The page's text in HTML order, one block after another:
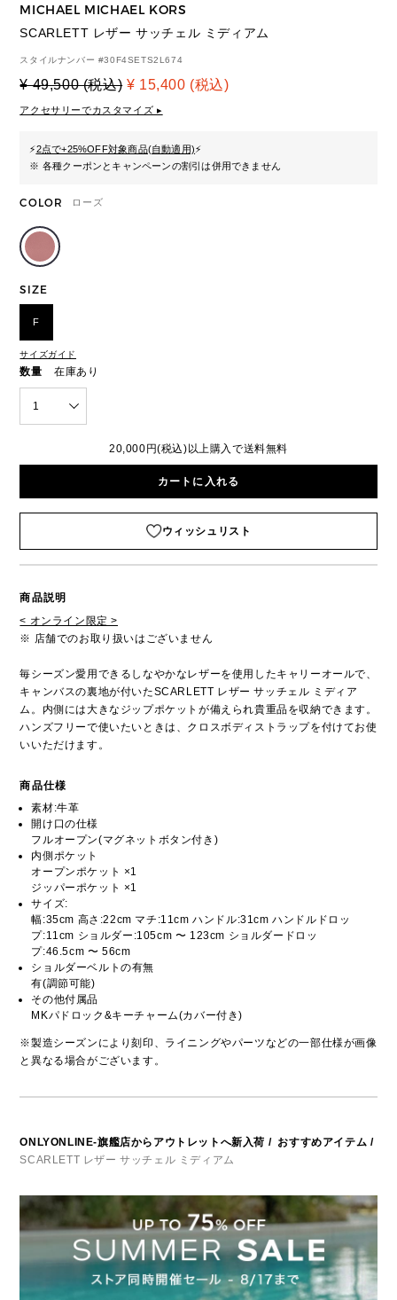
MICHAEL MICHAEL KORS
SCARLETT レザー サッチェル ミディアム
スタイルナンバー #30F4SETS2L674
¥ 49,500 (税込) ¥ 15,400 (税込)
アクセサリーでカスタマイズ ▸
⚡2点で+25%OFF対象商品(自動適用)⚡
※ 各種クーポンとキャンペーンの割引は併用できません
COLOR ローズ
SIZE
F
サイズガイド
数量 在庫あり
1
20,000円(税込)以上購入で送料無料
カートに入れる
ウィッシュリスト
商品説明
< オンライン限定 >
※ 店舗でのお取り扱いはございません
毎シーズン愛用できるしなやかなレザーを使用したキャリーオールで、
キャンバスの裏地が付いたSCARLETT レザー サッチェル ミディア
ム。内側には大きなジップポケットが備えられ貴重品を収納できます。
ハンズフリーで使いたいときは、クロスボディストラップを付けてお使
いいただけます。
商品仕様
素材:牛革
開け口の仕様
フルオープン(マグネットボタン付き)
内側ポケット
オープンポケット ×1
ジッパーポケット ×1
サイズ:
幅:35cm 高さ:22cm マチ:11cm ハンドル:31cm ハンドルドロッ
プ:11cm ショルダー:105cm 〜 123cm ショルダードロッ
プ:46.5cm 〜 56cm
ショルダーベルトの有無
有(調節可能)
その他付属品
MKパドロック&キーチャーム(カバー付き)
※製造シーズンにより刻印、ライニングやパーツなどの一部仕様が画像
と異なる場合がございます。
ONLYONLINE-旗艦店からアウトレットへ新入荷 / おすすめアイテム /
SCARLETT レザー サッチェル ミディアム